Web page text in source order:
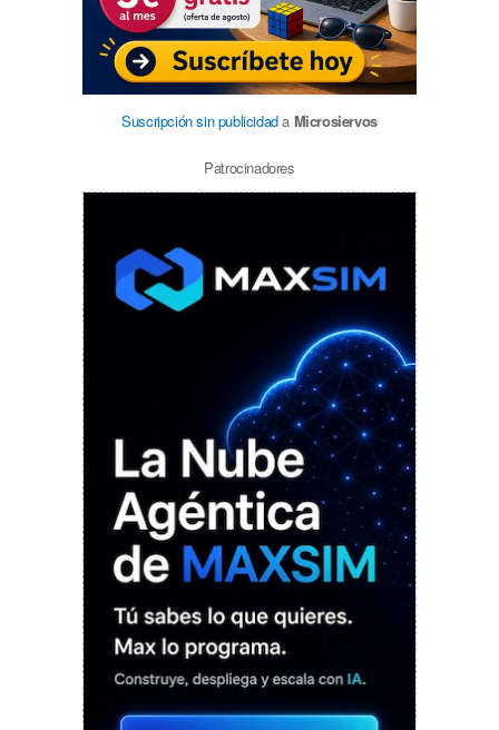
Suscripción sin publicidada Microsiervos
Patrocinadores